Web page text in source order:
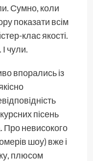
Сумно, коли
показати всім
клас якості.
чули.
впорались із
пісень
Про невисокого
шоу) вже і
плюсом